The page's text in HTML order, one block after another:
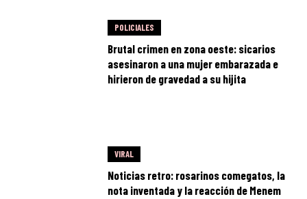
POLICIALES
Brutal crimen en zona oeste: sicarios
asesinaron a una mujer embarazada e
hirieron de gravedad a su hijita
VIRAL
Noticias retro: rosarinos comegatos, la
nota inventada y la reacción de Menem